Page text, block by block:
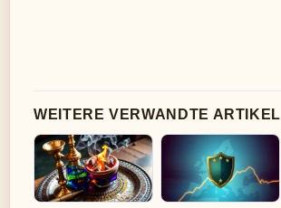
WEITERE VERWANDTE ARTIKEL